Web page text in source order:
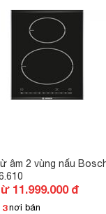
âm 2 vùng nấu
11.999.000 đ
3 nơi bán